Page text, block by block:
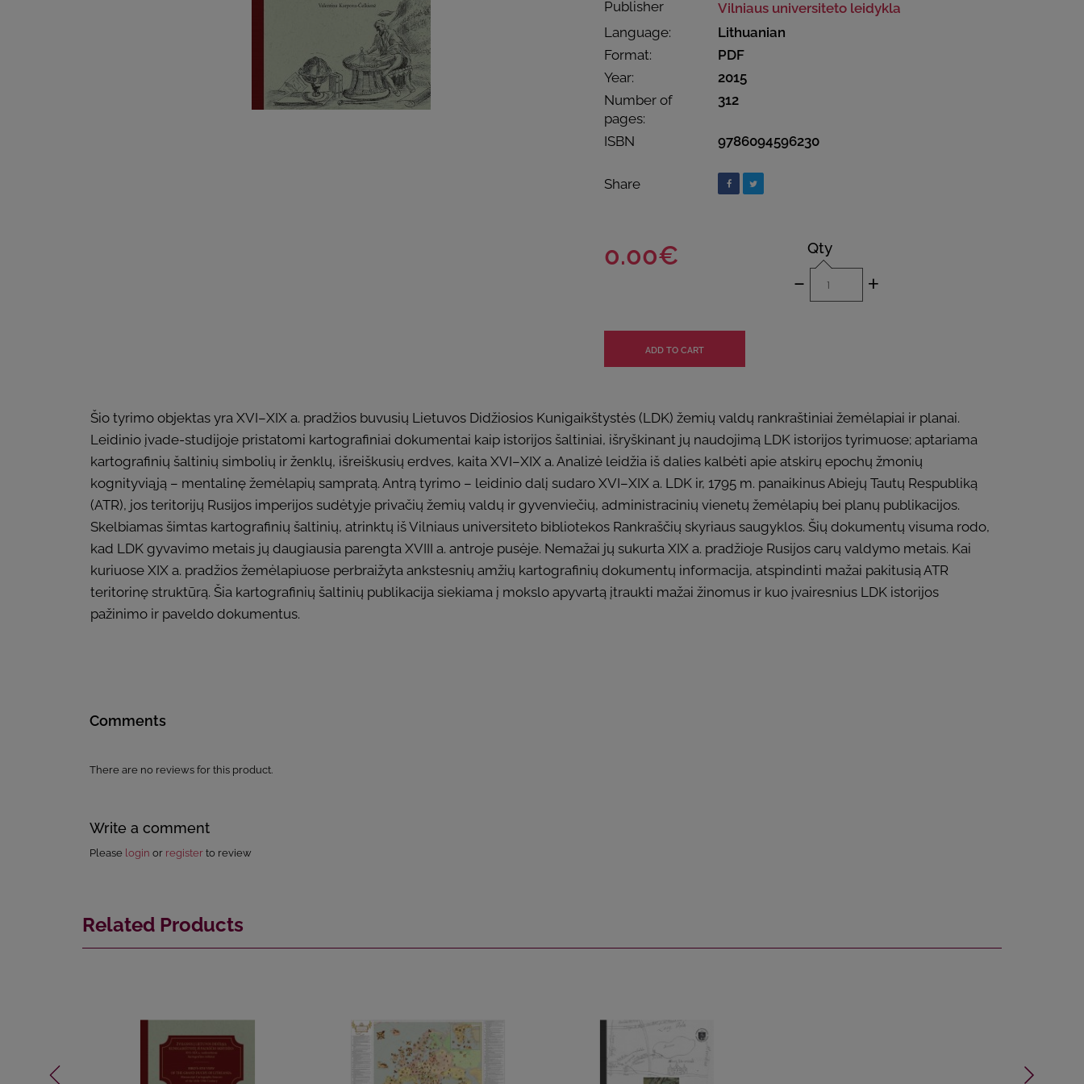
Publisher
Vilniaus universiteto leidykla
Language:
Lithuanian
Format:
PDF
Year:
2015
Number of
pages:
312
ISBN 9786094596230
Share
0.00€ Qty
- +
Šio tyrimo objektas yra XVI–XIX a. pradžios buvusių Lietuvos Didžiosios Kunigaikštystės (LDK) žemių valdų rankraštiniai žemėlapiai ir planai.
Leidinio įvade-studijoje pristatomi kartografiniai dokumentai kaip istorijos šaltiniai, išryškinant jų naudojimą LDK istorijos tyrimuose; aptariama
kartografinių šaltinių simbolių ir ženklų, išreiškusių erdves, kaita XVI–XIX a. Analizė leidžia iš dalies kalbėti apie atskirų epochų žmonių
kognityviąją – mentalinę žemėlapių sampratą. Antrą tyrimo – leidinio dalį sudaro XVI–XIX a. LDK ir, 1795 m. panaikinus Abiejų Tautų Respubliką
(ATR), jos teritorijų Rusijos imperijos sudėtyje privačių žemių valdų ir gyvenviečių, administracinių vienetų žemėlapių bei planų publikacijos.
Skelbiamas šimtas kartografinių šaltinių, atrinktų iš Vilniaus universiteto bibliotekos Rankraščių skyriaus saugyklos. Šių dokumentų visuma rodo,
kad LDK gyvavimo metais jų daugiausia parengta XVIII a. antroje pusėje. Nemažai jų sukurta XIX a. pradžioje Rusijos carų valdymo metais. Kai
kuriuose XIX a. pradžios žemėlapiuose perbraižyta ankstesnių amžių kartografinių dokumentų informacija, atspindinti mažai pakitusią ATR
teritorinę struktūrą. Šia kartografinių šaltinių publikacija siekiama į mokslo apyvartą įtraukti mažai žinomus ir kuo įvairesnius LDK istorijos
pažinimo ir paveldo dokumentus.
Comments
There are no reviews for this product.
Write a comment
Please login or register to review
Related Products